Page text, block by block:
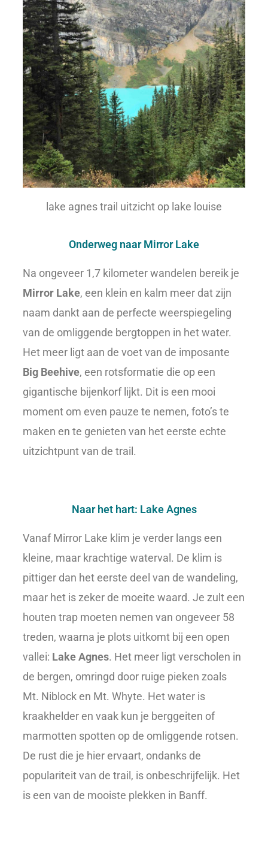
lake agnes trail uitzicht op lake louise
Onderweg naar Mirror Lake
Na ongeveer 1,7 kilometer wandelen bereik je
Mirror Lake, een klein en kalm meer dat zijn
naam dankt aan de perfecte weerspiegeling
van de omliggende bergtoppen in het water.
Het meer ligt aan de voet van de imposante
Big Beehive, een rotsformatie die op een
gigantische bijenkorf lijkt. Dit is een mooi
moment om even pauze te nemen, foto’s te
maken en te genieten van het eerste echte
uitzichtpunt van de trail.
Naar het hart: Lake Agnes
Vanaf Mirror Lake klim je verder langs een
kleine, maar krachtige waterval. De klim is
pittiger dan het eerste deel van de wandeling,
maar het is zeker de moeite waard. Je zult een
houten trap moeten nemen van ongeveer 58
treden, waarna je plots uitkomt bij een open
vallei: Lake Agnes. Het meer ligt verscholen in
de bergen, omringd door ruige pieken zoals
Mt. Niblock en Mt. Whyte. Het water is
kraakhelder en vaak kun je berggeiten of
marmotten spotten op de omliggende rotsen.
De rust die je hier ervaart, ondanks de
populariteit van de trail, is onbeschrijfelijk. Het
is een van de mooiste plekken in Banff.